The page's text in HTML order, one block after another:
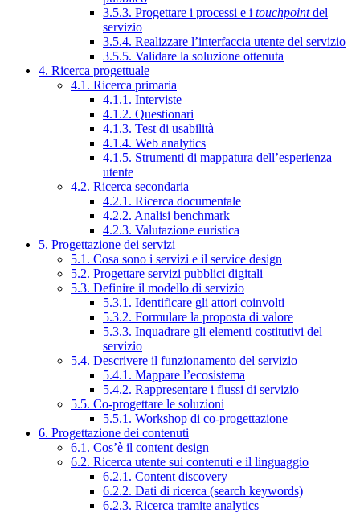
3.5.3. Progettare i processi e i touchpointdel
servizio
3.5.4. Realizzare l’interfaccia utente del servizio
3.5.5. Validare la soluzione ottenuta
4. Ricerca progettuale
4.1. Ricerca primaria
4.1.1. Interviste
4.1.2. Questionari
4.1.3. Test di usabilità
4.1.4. Web analytics
4.1.5. Strumenti di mappatura dell’esperienza
utente
4.2. Ricerca secondaria
4.2.1. Ricerca documentale
4.2.2. Analisi benchmark
4.2.3. Valutazione euristica
5. Progettazione dei servizi
5.1. Cosa sono i servizi e il service design
5.2. Progettare servizi pubblici digitali
5.3. Definire il modello di servizio
5.3.1. Identificare gli attori coinvolti
5.3.2. Formulare la proposta di valore
5.3.3. Inquadrare gli elementi costitutivi del
servizio
5.4. Descrivere il funzionamento del servizio
5.4.1. Mappare l’ecosistema
5.4.2. Rappresentare i flussi di servizio
5.5. Co-progettare le soluzioni
5.5.1. Workshop di co-progettazione
6. Progettazione dei contenuti
6.1. Cos’è il content design
6.2. Ricerca utente sui contenuti e il linguaggio
6.2.1. Content discovery
6.2.2. Dati di ricerca (search keywords)
6.2.3. Ricerca tramite analytics